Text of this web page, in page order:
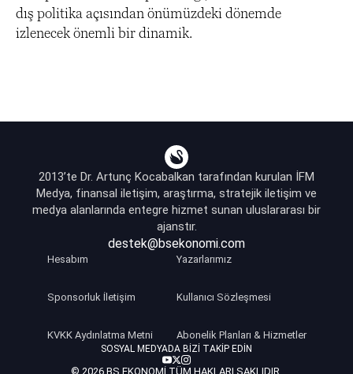
dış politika açısından önümüzdeki dönemde
izlenecek önemli bir dinamik.
2013’te Dr. Artunç Kocabalkan tarafından kurulan İFM
Medya, finansal iletişim, araştırma, stratejik iletişim ve
medya alanlarında entegre hizmet sunan uluslararası bir
ajanstır.
destek@bsekonomi.com
Hesabım Yazarlarımız
Sponsorluk İletişim Kullanıcı Sözleşmesi
KVKK Aydınlatma Metni Abonelik Planları & Hizmetler
SOSYAL MEDYADA BIZI TAKIP EDIN
© 2026 BS EKONOMI TÜM HAKLARI SAKLIDIR.